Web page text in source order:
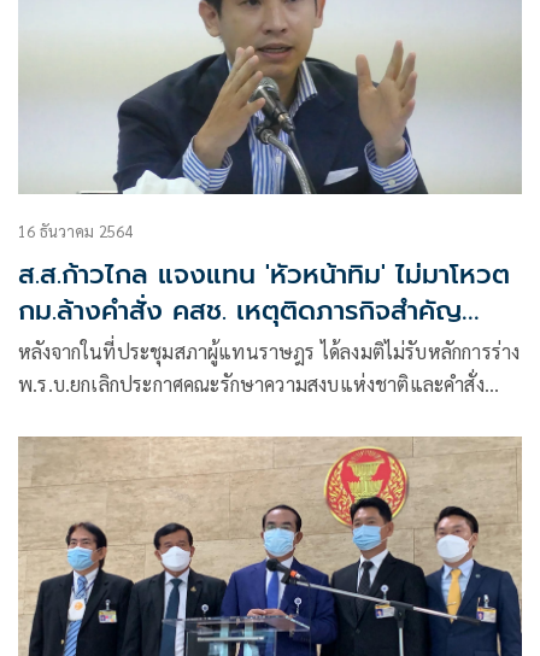
16 ธันวาคม 2564
ส.ส.ก้าวไกล แจงแทน 'หัวหน้าทิม' ไม่มาโหวต
กม.ล้างคำสั่ง คสช. เหตุติดภารกิจสำคัญ
ครอบครัว
หลังจากในที่ประชุมสภาผู้แทนราษฎร ได้ลงมติไม่รับหลักการร่าง
พ.ร.บ.ยกเลิกประกาศคณะรักษาความสงบแห่งชาติและคำสั่ง
ชนและประชาธิปไตย พ.ศ….. ทั้งสองฉบับที่เสนอ